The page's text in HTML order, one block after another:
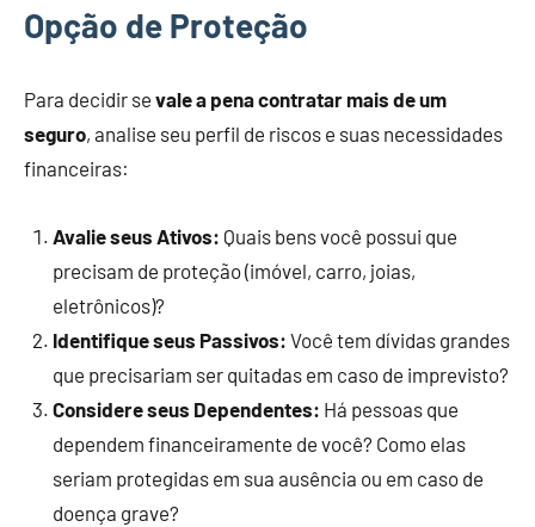
Opção de Proteção
Para decidir se vale a pena contratar mais de um
seguro, analise seu perfil de riscos e suas necessidades
financeiras:
Avalie seus Ativos: Quais bens você possui que
precisam de proteção (imóvel, carro, joias,
eletrônicos)?
Identifique seus Passivos: Você tem dívidas grandes
que precisariam ser quitadas em caso de imprevisto?
Considere seus Dependentes: Há pessoas que
dependem financeiramente de você? Como elas
seriam protegidas em sua ausência ou em caso de
doença grave?